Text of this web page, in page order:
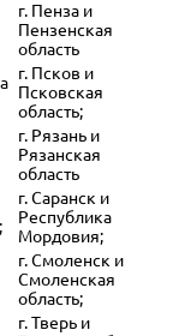
г. Пенза и
Пензенская
область
г. Псков и
Псковская
область;
г. Рязань и
Рязанская
область
г. Саранск и
Республика
Мордовия;
г. Смоленск и
Смоленская
область;
г. Тверь и